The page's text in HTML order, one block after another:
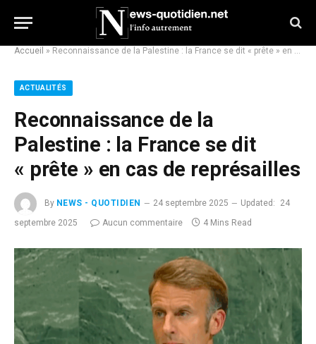
Accueil » Reconnaissance de la Palestine : la France se dit « prête » en cas de représailles
ACTUALITÉS
Reconnaissance de la
Palestine : la France se dit
« prête » en cas de représailles
By NEWS - QUOTIDIEN 24 septembre 2025 Updated:
24
septembre 2025
Aucun commentaire 4 Mins Read